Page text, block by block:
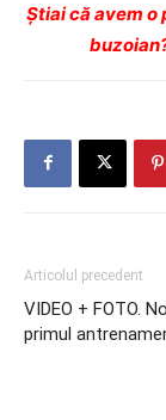
Ştiai că avem
Articolul precedent
VIDEO + FOTO.
primul